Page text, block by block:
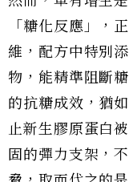
「糖化反應」，
維，配方中特別
物，能精準阻斷
的抗糖成效，猶
止新生膠原蛋白
固的彈力支架，